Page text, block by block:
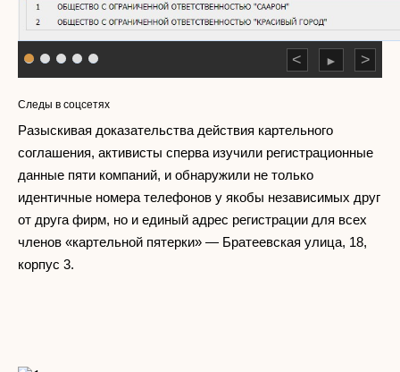
< ► >
Следы в соцсетях
Разыскивая доказательства действия картельного
соглашения, активисты сперва изучили регистрационные
данные пяти компаний, и обнаружили не только
идентичные номера телефонов у якобы независимых друг
от друга фирм, но и единый адрес регистрации для всех
членов «картельной пятерки» — Братеевская улица, 18,
корпус 3.